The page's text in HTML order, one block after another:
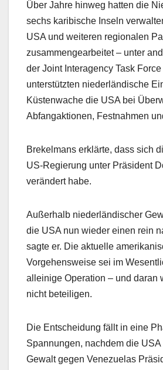
Über Jahre hinweg hatten die
sechs karibische Inseln
USA und weiteren regionalen
zusammengearbeitet – unter
der Joint Interagency Task
unterstützten niederländische
Küstenwache die USA bei
Abfangaktionen, Festnahmen
Brekelmans erklärte, dass sich
US-Regierung unter Präsident
verändert habe.
Außerhalb niederländischer
die USA nun wieder einen rein
sagte er. Die aktuelle
Vorgehensweise sei im
alleinige Operation – und daran
nicht beteiligen.
Die Entscheidung fällt in eine
Spannungen, nachdem die
Gewalt gegen Venezuelas